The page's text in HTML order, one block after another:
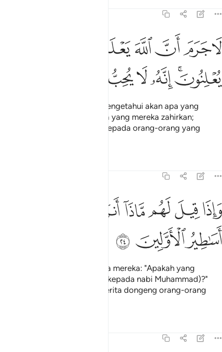
لا جرم ان الله يعلم ما يسرون وما يعلنون انه لا يحب المستكبرين ٢٣
لَا جَرَمَ أَنَّ ٱللَّهَ يَعْلَمُ مَا يُسِرُّونَ وَمَا يُعْلِنُونَ ۚ إِنَّهُۥ لَا يُحِبُّ
ﲐﲑﲒﲓﲔ
ﲘﲙﲚﲛﲜ
Sebenarnya, bahawa Allah mengetahui akan apa yang
mereka sembunyikan dan apa yang mereka zahirkan;
sesungguhnya Ia tidak suka kepada orang-orang yang
واذا قيل لهم ماذا انزل ربكم قالوا اساطير الاولين ٢٤
وَإِذَا قِيلَ لَهُم مَّاذَآ أَنزَلَ رَبُّكُمْ ۙ قَالُوٓا۟ أَسَـٰطِيرُ ٱلْأَوَّلِينَ
ﲟﲠﲡﲢﲣ
ﲦﲧ ﲨ
Dan apabila dikatakan kepada mereka: "Apakah yang
diturunkan oleh Tuhan kamu (kepada nabi Muhammad)?"
Mereka menjawab: "Cerita-cerita dongeng orang-orang